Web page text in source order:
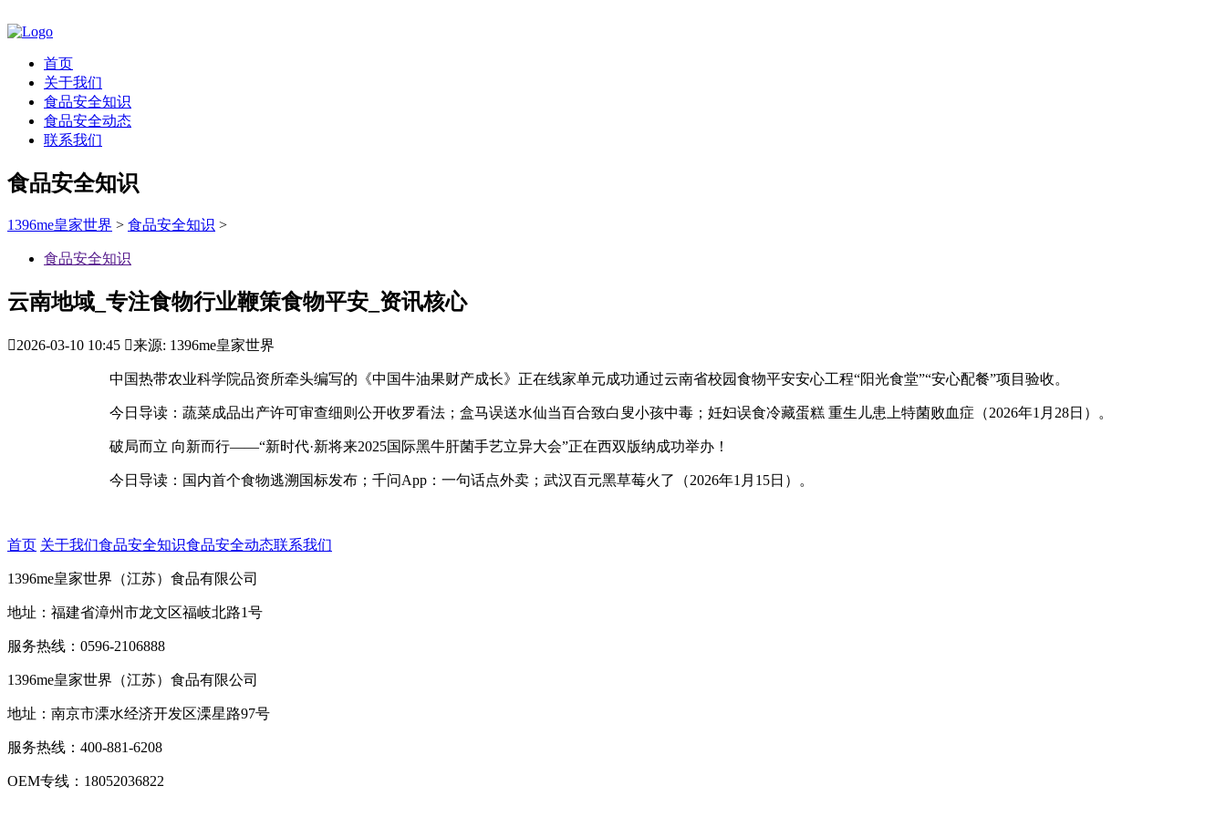
首页
关于我们
食品安全知识
食品安全动态
联系我们
食品安全知识
1396me皇家世界 > 食品安全知识 >
食品安全知识
云南地域_专注食物行业鞭策食物平安_资讯核心
2026-03-10 10:45 来源: 1396me皇家世界
中国热带农业科学院品资所牵头编写的《中国牛油果财产成长》正在线家单元成功通过云南省校园食物平安安心工程“阳光食堂”“安心配餐”项目验收。
今日导读：蔬菜成品出产许可审查细则公开收罗看法；盒马误送水仙当百合致白叟小孩中毒；妊妇误食冷藏蛋糕 重生儿患上特菌败血症（2026年1月28日）。
破局而立 向新而行——“新时代·新将来2025国际黑牛肝菌手艺立异大会”正在西双版纳成功举办！
今日导读：国内首个食物逃溯国标发布；千问App：一句话点外卖；武汉百元黑草莓火了（2026年1月15日）。
首页 关于我们食品安全知识食品安全动态联系我们
1396me皇家世界（江苏）食品有限公司
地址：福建省漳州市龙文区福岐北路1号
服务热线：0596-2106888
1396me皇家世界（江苏）食品有限公司
地址：南京市溧水经济开发区溧星路97号
服务热线：400-881-6208
OEM专线：18052036822